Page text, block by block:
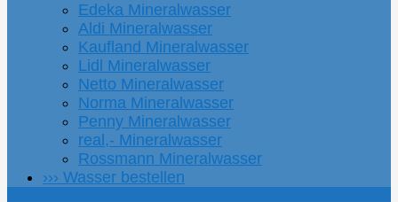
Edeka Mineralwasser
Aldi Mineralwasser
Kaufland Mineralwasser
Lidl Mineralwasser
Netto Mineralwasser
Norma Mineralwasser
Penny Mineralwasser
real,- Mineralwasser
Rossmann Mineralwasser
››› Wasser bestellen